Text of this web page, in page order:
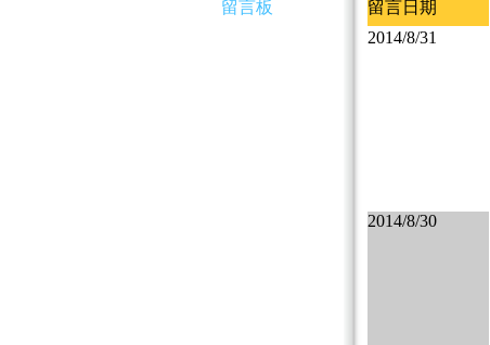
留言板 留言日期
2014/8/31
2014/8/30